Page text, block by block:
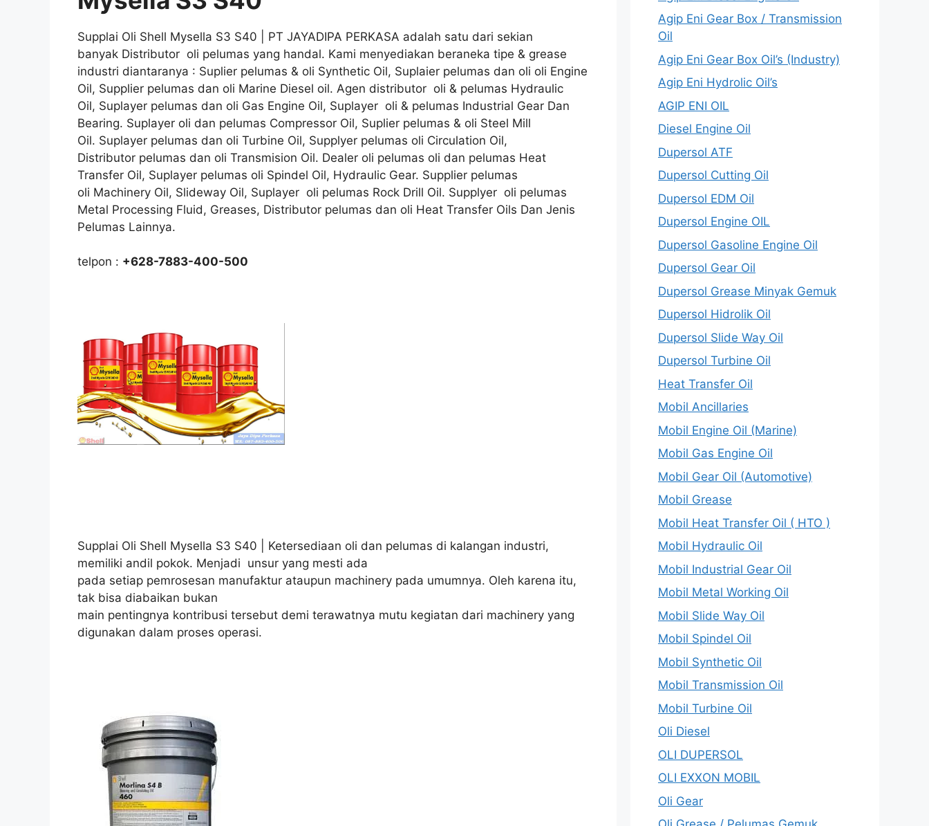
Supplai Oli Shell Mysella S3 S40 | PT JAYADIPA PERKASA adalah satu dari sekian
banyak Distributor oli pelumas yang handal. Kami menyediakan beraneka tipe & grease
industri diantaranya : Suplier pelumas & oli Synthetic Oil, Suplaier pelumas dan oli oli Engine
Oil, Supplier pelumas dan oli Marine Diesel oil. Agen distributor oli & pelumas Hydraulic
Oil, Suplayer pelumas dan oli Gas Engine Oil, Suplayer oli & pelumas Industrial Gear Dan
Bearing. Suplayer oli dan pelumas Compressor Oil, Suplier pelumas & oli Steel Mill
Oil. Suplayer pelumas dan oli Turbine Oil, Supplyer pelumas oli Circulation Oil,
Distributor pelumas dan oli Transmision Oil. Dealer oli pelumas oli dan pelumas Heat
Transfer Oil, Suplayer pelumas oli Spindel Oil, Hydraulic Gear. Supplier pelumas
oli Machinery Oil, Slideway Oil, Suplayer oli pelumas Rock Drill Oil. Supplyer oli pelumas
Metal Processing Fluid, Greases, Distributor pelumas dan oli Heat Transfer Oils Dan Jenis
Pelumas Lainnya.
telpon : +628-7883-400-500
Supplai Oli Shell Mysella S3 S40 | Ketersediaan oli dan pelumas di kalangan industri,
memiliki andil pokok. Menjadi unsur yang mesti ada
pada setiap pemrosesan manufaktur ataupun machinery pada umumnya. Oleh karena itu,
tak bisa diabaikan bukan
main pentingnya kontribusi tersebut demi terawatnya mutu kegiatan dari machinery yang
digunakan dalam proses operasi.
Agip Eni Gear Box / Transmission
Oil
Agip Eni Gear Box Oil’s (Industry)
Agip Eni Hydrolic Oil’s
AGIP ENI OIL
Diesel Engine Oil
Dupersol ATF
Dupersol Cutting Oil
Dupersol EDM Oil
Dupersol Engine OIL
Dupersol Gasoline Engine Oil
Dupersol Gear Oil
Dupersol Grease Minyak Gemuk
Dupersol Hidrolik Oil
Dupersol Slide Way Oil
Dupersol Turbine Oil
Heat Transfer Oil
Mobil Ancillaries
Mobil Engine Oil (Marine)
Mobil Gas Engine Oil
Mobil Gear Oil (Automotive)
Mobil Grease
Mobil Heat Transfer Oil ( HTO )
Mobil Hydraulic Oil
Mobil Industrial Gear Oil
Mobil Metal Working Oil
Mobil Slide Way Oil
Mobil Spindel Oil
Mobil Synthetic Oil
Mobil Transmission Oil
Mobil Turbine Oil
Oli Diesel
OLI DUPERSOL
OLI EXXON MOBIL
Oli Gear